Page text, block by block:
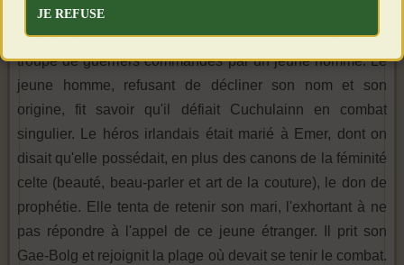
Champion de l'Irlande. Non loin de Dun Dealgan, la
forteresse de Cuchulainn, débarqua d'un vaisseau une
troupe de guerriers commandés par un jeune homme. Le
jeune homme, refusant de décliner son nom et son
origine, fit savoir qu'il défiait Cuchulainn en combat
singulier. Le héros irlandais était marié à Emer, dont on
disait qu'elle possédait, en plus des canons de la féminité
celte (beauté, beau-parler et art de la couture), le don de
prophétie. Elle tenta de retenir son mari, l'exhortant à ne
pas répondre à l'appel de ce jeune étranger. Il prit son
Gae-Bolg et rejoignit la plage où devait se tenir le combat.
JE REFUSE